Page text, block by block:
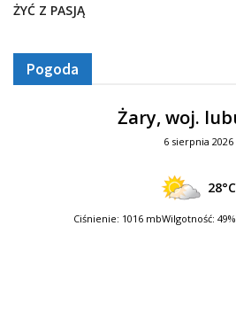
ŻYĆ Z PASJĄ
Pogoda
Żary, woj.
6 sierpnia 2026
28°C
Ciśnienie: 1016 mbWilgotność: 49%